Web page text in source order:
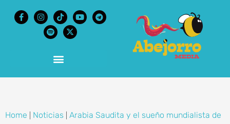
Home Noticias
Arabia Saudita y el sueño mundialista de